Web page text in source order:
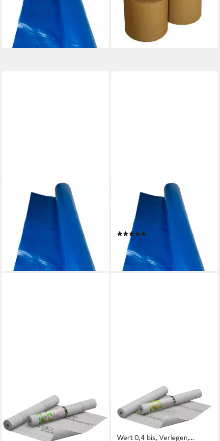
50m 1 Rolle
70,90 €
(0,71 €/ 1 qm)
lieferbar - in 6-8 Werktagen bei dir
lieferbar - in 2-3 Werktagen bei dir
VAGO-TOOLS
Dampfbremsfolie
Dampfbremse Dampfsperre
Dampfsperrfolie 2 Rollen
136,90 €
(0,68 €/ 1 qm)
lieferbar - in 6-8 Werktagen bei dir
VAGO-TOOLS
Dampfbremsfolie
Dampfbremse Dampfsperre
Dampfsperrfolie 1 Rolle
72,90 €
(0,73 €/ 1 qm)
lieferbar - in 6-8 Werktagen bei dir
Dampfbremsfolie 012 8100
Dampfbremse SD2, 1m x
25m, Sd-Wert ca 2 m,
atmungsaktive & lu, Verlegen,
Dampfbremsfolie 012 8400
Dampfbremse VARIO, 1m x
25m, feuchtevariabler Sd-
Wert 0,4 bis, Verlegen,